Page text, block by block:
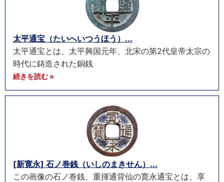
太平通宝（たいへいつうほう）...
太平通宝とは、太平興国元年、北宋の第2代皇帝太宗の
時代に鋳造された銅銭
続きを読む »
[新寛永] 石ノ巻銭（いしのまきせん）...
この画像の石ノ巻銭、重揮通背仙の寛永通宝とは、享